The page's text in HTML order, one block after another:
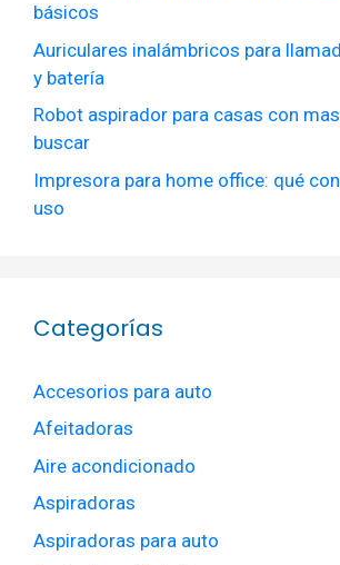
básicos
Auriculares inalámbricos para
y batería
Robot aspirador para casas con
buscar
Impresora para home office: qué
uso
Categorías
Accesorios para auto
Afeitadoras
Aire acondicionado
Aspiradoras
Aspiradoras para auto